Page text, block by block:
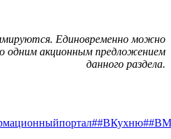
Единовременно можно
одним акционным предложением
данного раздела.
##ВКухню